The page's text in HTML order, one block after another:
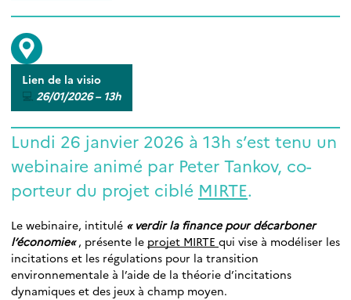
Lien de la visio
💻 26/01/2026 – 13h
Lundi 26 janvier 2026 à 13h s’est tenu un
webinaire animé par Peter Tankov, co-
porteur du projet ciblé MIRTE.
Le webinaire, intitulé « verdir la finance pour décarboner
l’économie«, présente le projet MIRTE qui vise à modéliser les
incitations et les régulations pour la transition
environnementale à l’aide de la théorie d’incitations
dynamiques et des jeux à champ moyen.